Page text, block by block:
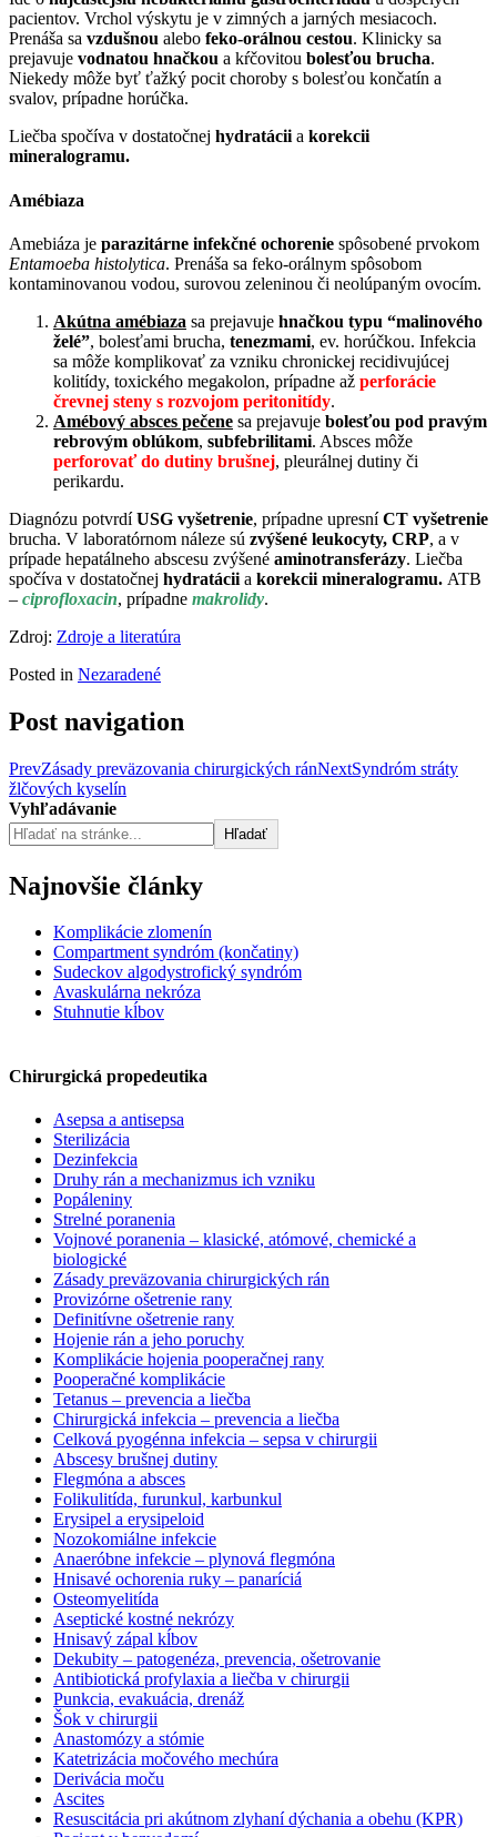
pacientov. Vrchol výskytu je v zimných a jarných mesiacoch.
Prenáša sa vzdušnou alebo feko-orálnou cestou. Klinicky sa
prejavuje vodnatou hnačkou a kŕčovitou bolesťou brucha.
Niekedy môže byť ťažký pocit choroby s bolesťou končatín a
svalov, prípadne horúčka.
Liečba spočíva v dostatočnej hydratácii a korekcii
mineralogramu.
Amébiaza
Amebiáza je parazitárne infekčné ochorenie spôsobené prvokom
Entamoeba histolytica. Prenáša sa feko-orálnym spôsobom
kontaminovanou vodou, surovou zeleninou či neolúpaným ovocím.
Akútna amébiaza sa prejavuje hnačkou typu “malinového
želé”, bolesťami brucha, tenezmami, ev. horúčkou. Infekcia
sa môže komplikovať za vzniku chronickej recidivujúcej
kolitídy, toxického megakolon, prípadne až perforácie
črevnej steny s rozvojom peritonitídy.
Amébový absces pečene sa prejavuje bolesťou pod pravým
rebrovým oblúkom, subfebrilitami. Absces môže
perforovať do dutiny brušnej, pleurálnej dutiny či
perikardu.
Diagnózu potvrdíUSG vyšetrenie, prípadne upresníCT vyšetrenie
brucha. V laboratórnom náleze sú zvýšené leukocyty, CRP, a v
prípade hepatálneho abscesu zvýšené aminotransferázy. Liečba
spočíva v dostatočnej hydratácii a korekcii mineralogramu. ATB
– ciprofloxacin, prípadne makrolidy.
Zdroj: Zdroje a literatúra
Posted in Nezaradené
Post navigation
PrevZásady preväzovania chirurgických ránNextSyndróm stráty
žlčových kyselín
Vyhľadávanie
Hľadať
Najnovšie články
Komplikácie zlomenín
Compartment syndróm (končatiny)
Sudeckov algodystrofický syndróm
Avaskulárna nekróza
Stuhnutie kĺbov
Chirurgická propedeutika
Asepsa a antisepsa
Sterilizácia
Dezinfekcia
Druhy rán a mechanizmus ich vzniku
Popáleniny
Strelné poranenia
Vojnové poranenia – klasické, atómové, chemické a
biologické
Zásady preväzovania chirurgických rán
Provizórne ošetrenie rany
Definitívne ošetrenie rany
Hojenie rán a jeho poruchy
Komplikácie hojenia pooperačnej rany
Pooperačné komplikácie
Tetanus – prevencia a liečba
Chirurgická infekcia – prevencia a liečba
Celková pyogénna infekcia – sepsa v chirurgii
Abscesy brušnej dutiny
Flegmóna a absces
Folikulitída, furunkul, karbunkul
Erysipel a erysipeloid
Nozokomiálne infekcie
Anaeróbne infekcie – plynová flegmóna
Hnisavé ochorenia ruky – panaríciá
Osteomyelitída
Aseptické kostné nekrózy
Hnisavý zápal kĺbov
Dekubity – patogenéza, prevencia, ošetrovanie
Antibiotická profylaxia a liečba v chirurgii
Punkcia, evakuácia, drenáž
Šok v chirurgii
Anastomózy a stómie
Katetrizácia močového mechúra
Derivácia moču
Ascites
Resuscitácia pri akútnom zlyhaní dýchania a obehu (KPR)